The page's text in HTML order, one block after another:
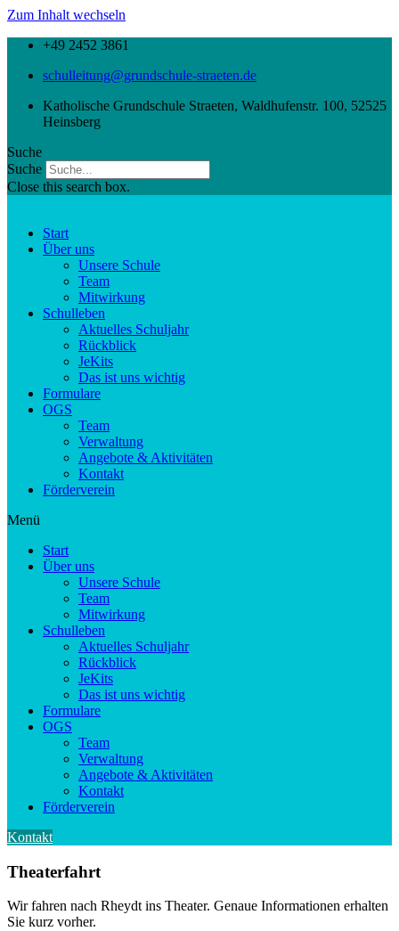
Zum Inhalt wechseln
+49 2452 3861
schulleitung@grundschule-straeten.de
Katholische Grundschule Straeten, Waldhufenstr. 100, 52525
Heinsberg
Suche
Suche
Close this search box.
Start
Über uns
Unsere Schule
Team
Mitwirkung
Schulleben
Aktuelles Schuljahr
Rückblick
JeKits
Das ist uns wichtig
Formulare
OGS
Team
Verwaltung
Angebote & Aktivitäten
Kontakt
Förderverein
Menü
Start
Über uns
Unsere Schule
Team
Mitwirkung
Schulleben
Aktuelles Schuljahr
Rückblick
JeKits
Das ist uns wichtig
Formulare
OGS
Team
Verwaltung
Angebote & Aktivitäten
Kontakt
Förderverein
Kontakt
Theaterfahrt
Wir fahren nach Rheydt ins Theater. Genaue Informationen erhalten
Sie kurz vorher.